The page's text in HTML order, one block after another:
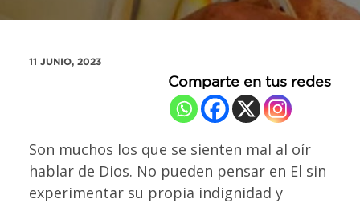
11 JUNIO, 2023
Comparte en tus redes
Son muchos los que se sienten mal al oír
hablar de Dios. No pueden pensar en El sin
experimentar su propia indignidad y